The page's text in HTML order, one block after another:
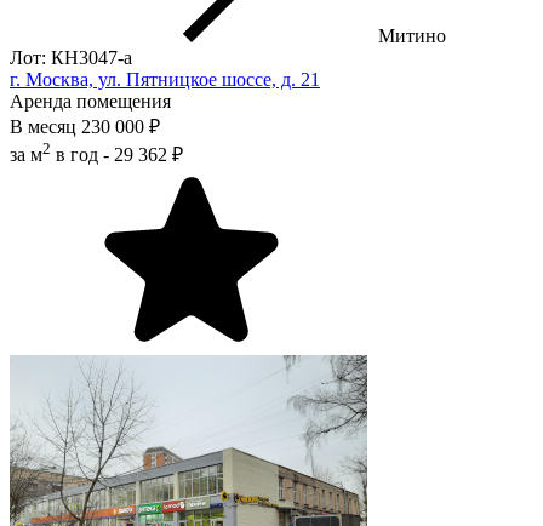
Митино
Лот: КН3047-a
г. Москва, ул. Пятницкое шоссе, д. 21
Аренда помещения
В месяц 230 000 ₽
за м2 в год - 29 362 ₽